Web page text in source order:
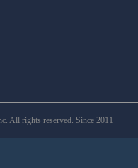
All rights reserved. Since 2011